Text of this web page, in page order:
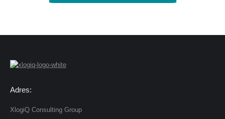
Adres:
XlogiQ Consulting Group